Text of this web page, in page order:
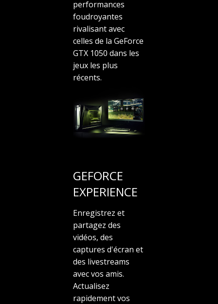
performances
foudroyantes
rivalisant avec
celles de la GeForce
GTX 1050 dans les
jeux les plus
récents.
GEFORCE
EXPERIENCE
Enregistrez et
partagez des
vidéos, des
captures d'écran et
des livestreams
avec vos amis.
Actualisez
rapidement vos